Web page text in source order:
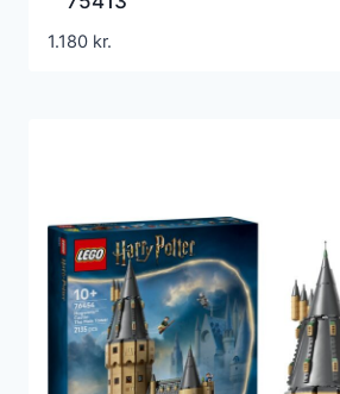
1.180 kr.